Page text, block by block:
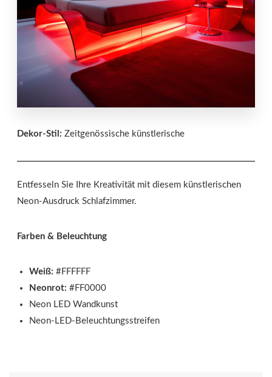
Dekor-Stil: Zeitgenössische künstlerische
Entfesseln Sie Ihre Kreativität mit diesem künstlerischen
Neon-Ausdruck Schlafzimmer.
Farben & Beleuchtung
Weiß:#FFFFFF
Neonrot: #FF0000
Neon LED Wandkunst
Neon-LED-Beleuchtungsstreifen